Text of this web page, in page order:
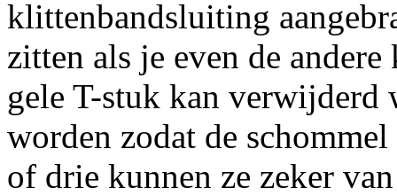
klittenbandsluiting
zitten als je even de
gele T-stuk kan verwijderd
worden zodat de
of drie kunnen ze zeker